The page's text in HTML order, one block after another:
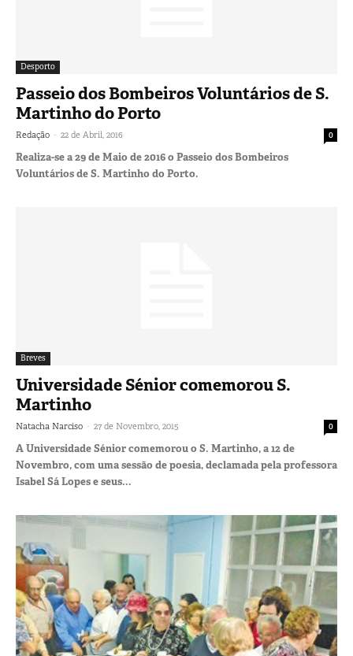
Desporto
Passeio dos Bombeiros Voluntários de S.
Martinho do Porto
Redação - 22 de Abril, 2016 0
Realiza-se a 29 de Maio de 2016 o Passeio dos Bombeiros
Voluntários de S. Martinho do Porto.
Breves
Universidade Sénior comemorou S.
Martinho
Natacha Narciso - 27 de Novembro, 2015 0
A Universidade Sénior comemorou o S. Martinho, a 12 de
Novembro, com uma sessão de poesia, declamada pela professora
Isabel Sá Lopes e seus...